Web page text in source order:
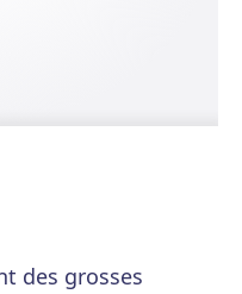
des grosses